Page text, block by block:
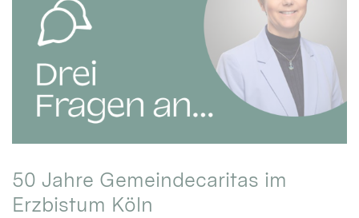
50 Jahre Gemeindecaritas im
Erzbistum Köln